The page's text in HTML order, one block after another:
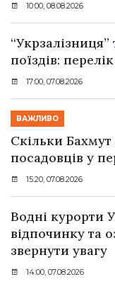
10:00, 08.08.2026
поїздів:
17:00, 07.08.2026
ВАЖЛИВО
Скільки
посадовців у
15:20, 07.08.2026
Водні курорти
відпочинку та
звернути увагу
14:00, 07.08.2026